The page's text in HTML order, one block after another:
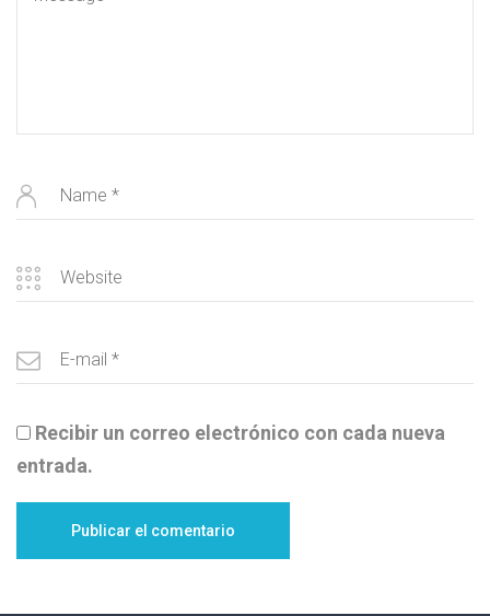
Recibir un correo electrónico con cada nueva
entrada.